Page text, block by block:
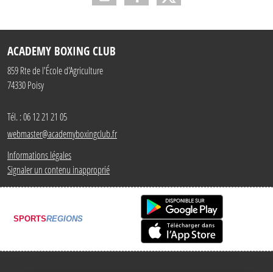
ACADEMY BOXING CLUB
859 Rte de l'École d'Agriculture
74330Poisy
Tél. :06 12 21 21 05
webmaster@academyboxingclub.fr
Informations légales
Signaler un contenu inapproprié
SPORTSREGIONS